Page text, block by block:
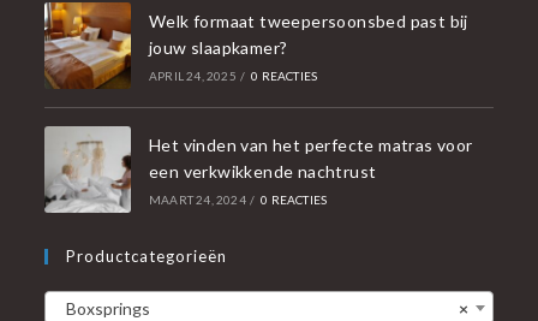
Welk formaat tweepersoonsbed past bij
jouw slaapkamer?
APRIL 24, 2025 / 0 REACTIES
Het vinden van het perfecte matras voor
een verkwikkende nachtrust
MAART 24, 2024 / 0 REACTIES
Productcategorieën
×
Boxsprings